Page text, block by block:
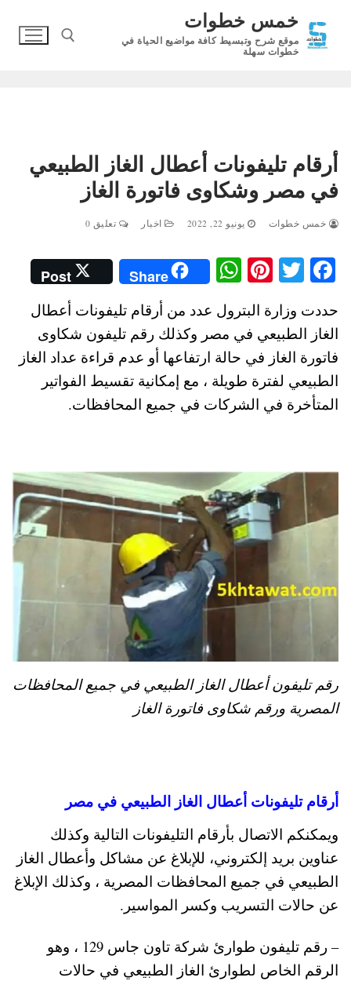
المحتوى
خمس خطوات
موقع شرح وتبسيط كافة مواضيع الحياة في
خطوات سهلة
أرقام تليفونات أعطال الغاز الطبيعي
في مصر وشكاوى فاتورة الغاز
خمس خطوات يونيو 22, 2022 اخبار تعليق 0
Fa
bo
ok
T
wi
tte
r
Pi
er
es
t
W
ha
ts
A
pp
Share
Post
حددت وزارة البترول عدد من أرقام تليفونات أعطال
الغاز الطبيعي في مصر وكذلك رقم تليفون شكاوى
فاتورة الغاز في حالة ارتفاعها أو عدم قراءة عداد الغاز
الطبيعي لفترة طويلة ، مع إمكانية تقسيط الفواتير
المتأخرة في الشركات في جميع المحافظات.
رقم تليفون أعطال الغاز الطبيعي في جميع المحافظات
المصرية ورقم شكاوى فاتورة الغاز
أرقام تليفونات أعطال الغاز الطبيعي في مصر
ويمكنكم الاتصال بأرقام التليفونات التالية وكذلك
عناوين بريد إلكتروني، للإبلاغ عن مشاكل وأعطال الغاز
الطبيعي في جميع المحافظات المصرية ، وكذلك الإبلاغ
عن حالات التسريب وكسر المواسير.
– رقم تليفون طوارئ شركة تاون جاس 129 ، وهو
الرقم الخاص لطوارئ الغاز الطبيعي في حالات